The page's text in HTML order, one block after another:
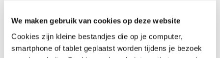
We maken gebruik van cookies op deze website
Cookies zijn kleine bestandjes die op je computer,
smartphone of tablet geplaatst worden tijdens je bezoek